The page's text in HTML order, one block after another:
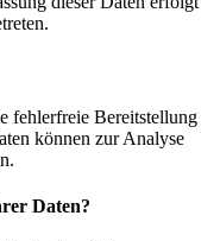
fehlerfreie Bereitstellung
können zur Analyse
Daten?